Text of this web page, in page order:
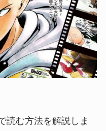
読む方法を解説しま